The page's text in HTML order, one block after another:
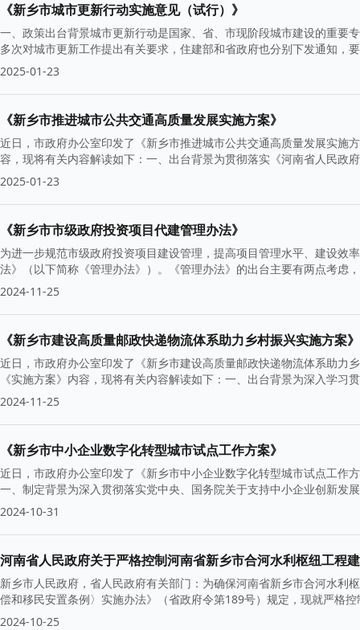
《新乡市城市更新行动实施意见（试行）》
一、政策出台背景城市更新行动是国家、省、市现阶段城市建设的重要
多次对城市更新工作提出有关要求，住建部和省政府也分别下发通知，
2025-01-23
《新乡市推进城市公共交通高质量发展实施方案》
近日，市政府办公室印发了《新乡市推进城市公共交通高质量发展实施
容，现将有关内容解读如下：一、出台背景为贯彻落实《河南省人民政
2025-01-23
《新乡市市级政府投资项目代建管理办法》
为进一步规范市级政府投资项目建设管理，提高项目管理水平、建设效
法》（以下简称《管理办法》）。《管理办法》的出台主要有两点考虑
2024-11-25
《新乡市建设高质量邮政快递物流体系助力乡村振兴实施方案》
近日，市政府办公室印发了《新乡市建设高质量邮政快递物流体系助力
《实施方案》内容，现将有关内容解读如下：一、出台背景为深入学
2024-11-25
《新乡市中小企业数字化转型城市试点工作方案》
近日，市政府办公室印发了《新乡市中小企业数字化转型城市试点工作
一、制定背景为深入贯彻落实党中央、国务院关于支持中小企业创新发
2024-10-31
河南省人民政府关于严格控制河南省新乡市合河水利枢纽工程
新乡市人民政府，省人民政府有关部门：为确保河南省新乡市合河水利
偿和移民安置条例〉实施办法》（省政府令第189号）规定，现就严格
2024-10-25